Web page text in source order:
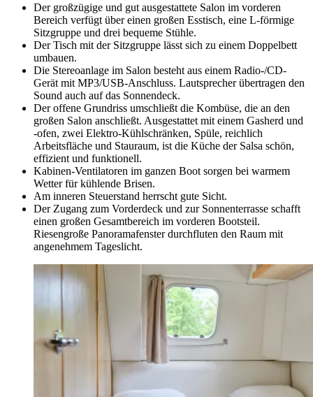
Der großzügige und gut ausgestattete Salon im vorderen
Bereich verfügt über einen großen Esstisch, eine L-förmige
Sitzgruppe und drei bequeme Stühle.
Der Tisch mit der Sitzgruppe lässt sich zu einem Doppelbett
umbauen.
Die Stereoanlage im Salon besteht aus einem Radio-/CD-
Gerät mit MP3/USB-Anschluss. Lautsprecher übertragen den
Sound auch auf das Sonnendeck.
Der offene Grundriss umschließt die Kombüse, die an den
großen Salon anschließt. Ausgestattet mit einem Gasherd und
-ofen, zwei Elektro-Kühlschränken, Spüle, reichlich
Arbeitsfläche und Stauraum, ist die Küche der Salsa schön,
effizient und funktionell.
Kabinen-Ventilatoren im ganzen Boot sorgen bei warmem
Wetter für kühlende Brisen.
Am inneren Steuerstand herrscht gute Sicht.
Der Zugang zum Vorderdeck und zur Sonnenterrasse schafft
einen großen Gesamtbereich im vorderen Bootsteil.
Riesengroße Panoramafenster durchfluten den Raum mit
angenehmem Tageslicht.